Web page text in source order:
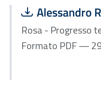
Scarica file:
Alessandro
Rosa - Progresso